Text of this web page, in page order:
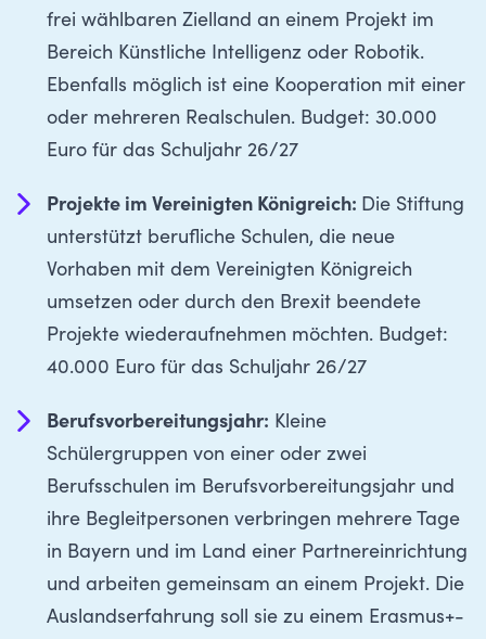
frei wählbaren Zielland an einem Projekt im
Bereich Künstliche Intelligenz oder Robotik.
Ebenfalls möglich ist eine Kooperation mit einer
oder mehreren Realschulen. Budget: 30.000
Euro für das Schuljahr 26/27
Projekte im Vereinigten Königreich: Die Stiftung
unterstützt berufliche Schulen, die neue
Vorhaben mit dem Vereinigten Königreich
umsetzen oder durch den Brexit beendete
Projekte wiederaufnehmen möchten. Budget:
40.000 Euro für das Schuljahr 26/27
Berufsvorbereitungsjahr: Kleine
Schülergruppen von einer oder zwei
Berufsschulen im Berufsvorbereitungsjahr und
ihre Begleitpersonen verbringen mehrere Tage
in Bayern und im Land einer Partnereinrichtung
und arbeiten gemeinsam an einem Projekt. Die
Auslandserfahrung soll sie zu einem Erasmus+-